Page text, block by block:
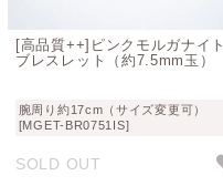
[高品質++]ピンクモルガナイト
ブレスレット（約7.5mm玉）
腕周り約17cm（サイズ変更可）
[MGET-BR0751IS]
SOLD OUT